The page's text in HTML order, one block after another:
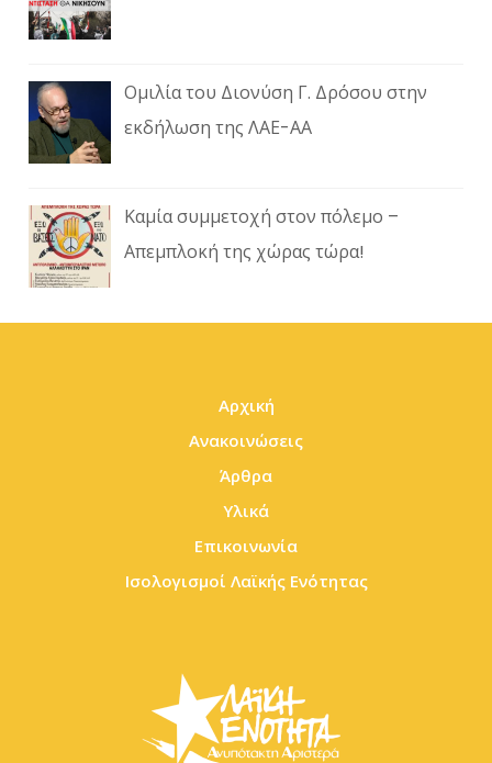
Ομιλία του Διονύση Γ. Δρόσου στην
εκδήλωση της ΛΑΕ-ΑΑ
Καμία συμμετοχή στον πόλεμο –
Απεμπλοκή της χώρας τώρα!
Αρχική
Ανακοινώσεις
Άρθρα
Υλικά
Επικοινωνία
Ισολογισμοί Λαϊκής Ενότητας